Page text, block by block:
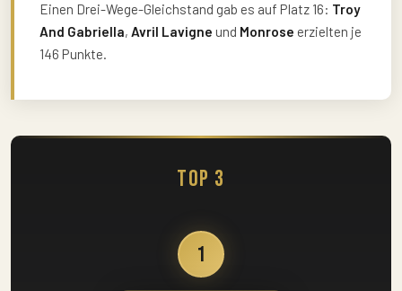
Einen Drei-Wege-Gleichstand gab es auf Platz 16: Troy
And Gabriella, Avril Lavigne und Monrose erzielten je
146 Punkte.
Top 3
1